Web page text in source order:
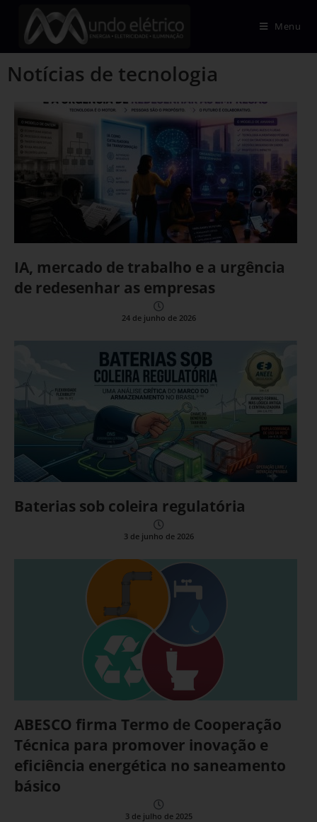
Menu
Notícias de tecnologia
IA, mercado de trabalho e a urgência
de redesenhar as empresas
24 de junho de 2026
Baterias sob coleira regulatória
3 de junho de 2026
ABESCO firma Termo de Cooperação
Técnica para promover inovação e
eficiência energética no saneamento
básico
3 de julho de 2025